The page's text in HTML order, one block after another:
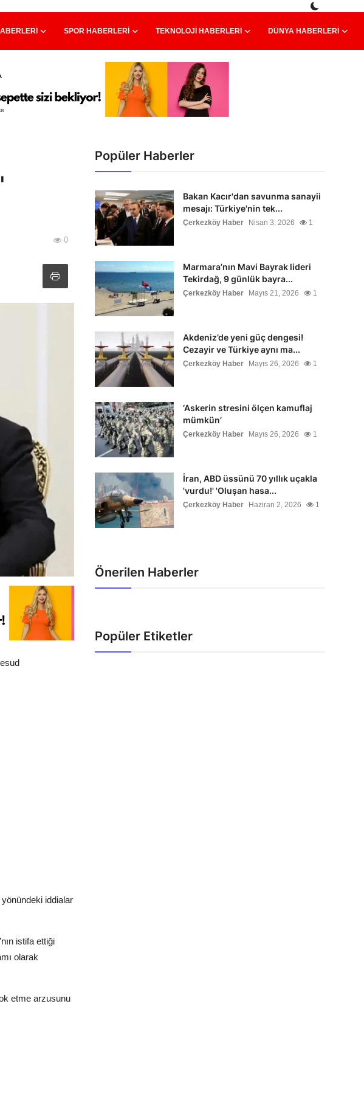
SPOR HABERLERI TEKNOLOJI HABERLERI DÜNYA HABERLERI
0
iddialar
istifa ettiği
olarak
etme arzusunu
Popüler Haberler
Bakan Kacır'dan savunma sanayii
mesajı: Türkiye'nin tek...
Çerkezköy Haber Nisan 3, 2026 1
Marmara’nın Mavi Bayrak lideri
Tekirdağ, 9 günlük bayra...
Çerkezköy Haber Mayıs 21, 2026 1
Akdeniz’de yeni güç dengesi!
Cezayir ve Türkiye aynı ma...
Çerkezköy Haber Mayıs 26, 2026 1
‘Askerin stresini ölçen kamuflaj
mümkün’
Çerkezköy Haber Mayıs 26, 2026 1
İran, ABD üssünü 70 yıllık uçakla
'vurdu!' 'Oluşan hasa...
Çerkezköy Haber Haziran 2, 2026 1
Önerilen Haberler
Popüler Etiketler